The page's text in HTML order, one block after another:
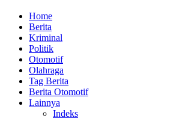
Home
Berita
Kriminal
Politik
Otomotif
Olahraga
Tag Berita
Berita Otomotif
Lainnya
Indeks